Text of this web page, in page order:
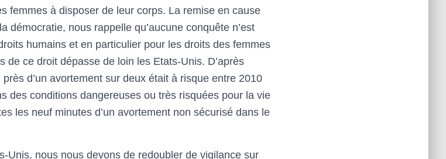
femmes à disposer de leur corps. La remise en cause
démocratie, nous rappelle qu’aucune conquête n’est
humains et en particulier pour les droits des femmes
de ce droit dépasse de loin les Etats-Unis. D’après
d’un avortement sur deux était à risque entre 2010
des conditions dangereuses ou très risquées pour la vie
les neuf minutes d’un avortement non sécurisé dans le
Unis, nous nous devons de redoubler de vigilance sur